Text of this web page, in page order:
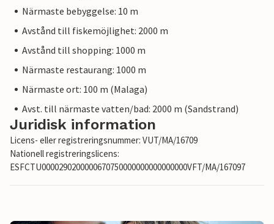
Närmaste bebyggelse: 10 m
Avstånd till fiskemöjlighet: 2000 m
Avstånd till shopping: 1000 m
Närmaste restaurang: 1000 m
Närmaste ort: 100 m (Malaga)
Avst. till närmaste vatten/bad: 2000 m (Sandstrand)
Juridisk information
Licens- eller registreringsnummer: VUT/MA/16709
Nationell registreringslicens:
ESFCTU0000290200000670750000000000000000VFT/MA/167097